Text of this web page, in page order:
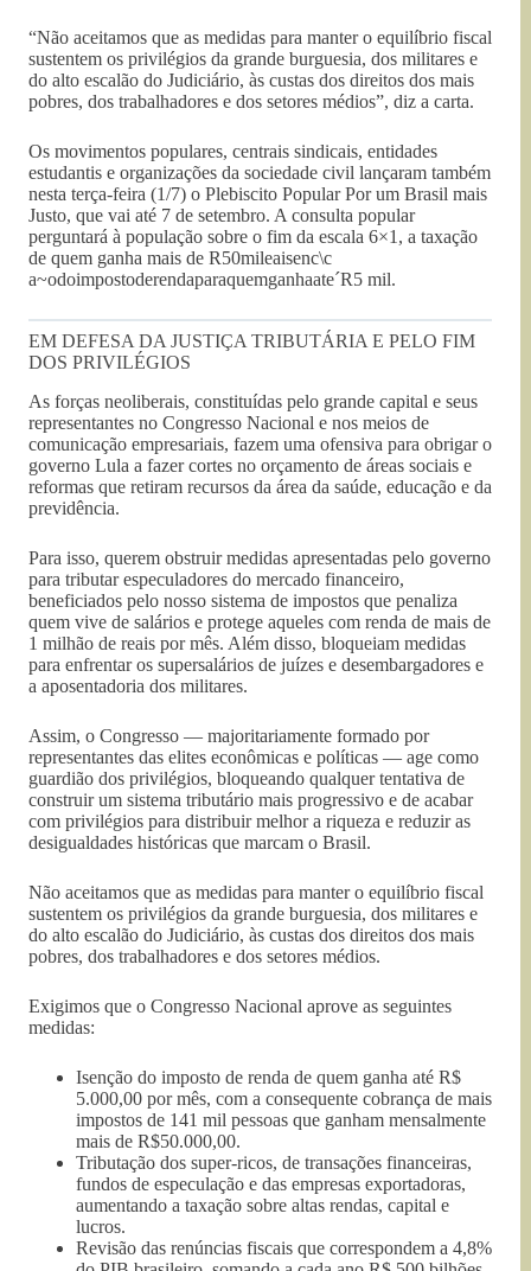
“Não aceitamos que as medidas para manter o equilíbrio fiscal
sustentem os privilégios da grande burguesia, dos militares e
do alto escalão do Judiciário, às custas dos direitos dos mais
pobres, dos trabalhadores e dos setores médios”, diz a carta.
Os movimentos populares, centrais sindicais, entidades
estudantis e organizações da sociedade civil lançaram também
nesta terça-feira (1/7) o Plebiscito Popular Por um Brasil mais
Justo, que vai até 7 de setembro. A consulta popular
perguntará à população sobre o fim da escala 6×1, a taxação
de quem ganha mais de R50mileaisenc\c​
a~odoimpostoderendaparaquemganhaateˊR5 mil.
EM DEFESA DA JUSTIÇA TRIBUTÁRIA E PELO FIM
DOS PRIVILÉGIOS
As forças neoliberais, constituídas pelo grande capital e seus
representantes no Congresso Nacional e nos meios de
comunicação empresariais, fazem uma ofensiva para obrigar o
governo Lula a fazer cortes no orçamento de áreas sociais e
reformas que retiram recursos da área da saúde, educação e da
previdência.
Para isso, querem obstruir medidas apresentadas pelo governo
para tributar especuladores do mercado financeiro,
beneficiados pelo nosso sistema de impostos que penaliza
quem vive de salários e protege aqueles com renda de mais de
1 milhão de reais por mês. Além disso, bloqueiam medidas
para enfrentar os supersalários de juízes e desembargadores e
a aposentadoria dos militares.
Assim, o Congresso — majoritariamente formado por
representantes das elites econômicas e políticas — age como
guardião dos privilégios, bloqueando qualquer tentativa de
construir um sistema tributário mais progressivo e de acabar
com privilégios para distribuir melhor a riqueza e reduzir as
desigualdades históricas que marcam o Brasil.
Não aceitamos que as medidas para manter o equilíbrio fiscal
sustentem os privilégios da grande burguesia, dos militares e
do alto escalão do Judiciário, às custas dos direitos dos mais
pobres, dos trabalhadores e dos setores médios.
Exigimos que o Congresso Nacional aprove as seguintes
medidas:
Isenção do imposto de renda de quem ganha até R$
5.000,00 por mês, com a consequente cobrança de mais
impostos de 141 mil pessoas que ganham mensalmente
mais de R$50.000,00.
Tributação dos super-ricos, de transações financeiras,
fundos de especulação e das empresas exportadoras,
aumentando a taxação sobre altas rendas, capital e
lucros.
Revisão das renúncias fiscais que correspondem a 4,8%